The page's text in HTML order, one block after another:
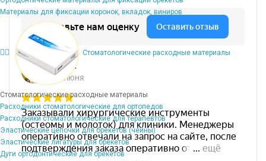
Материалы для фиксации коронок, вкладок, виниров
Стоматологические расходные материалы
Стоматологические расходные материалы
Расходники стоматологические для ортопедов
Расходники стоматологические для терапевтов
Эластические цепочки для брекетов (чейны)
Эластические лигатуры для брекетов
Дуги ортодонтические для брекетов